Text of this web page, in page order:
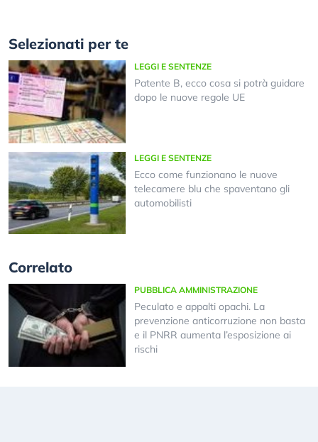
Selezionati per te
LEGGI E SENTENZE
Patente B, ecco cosa si potrà guidare
dopo le nuove regole UE
LEGGI E SENTENZE
Ecco come funzionano le nuove
telecamere blu che spaventano gli
automobilisti
Correlato
PUBBLICA AMMINISTRAZIONE
Peculato e appalti opachi. La
prevenzione anticorruzione non basta
e il PNRR aumenta l’esposizione ai
rischi